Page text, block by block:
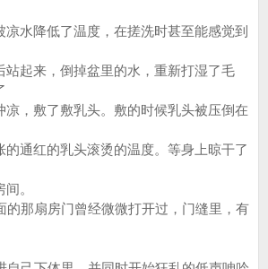
凉水降低了温度，在搓洗时甚至能感觉到
站起来，倒掉盆里的水，重新打湿了毛
凉，敷了敷乳头。敷的时候乳头被压倒在
的通红的乳头滚烫的温度。等身上晾干了
间。
那扇房门曾经微微打开过，门缝里，有